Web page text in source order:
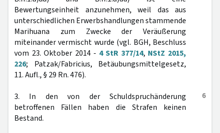
Bewertungseinheit anzunehmen, weil das aus
unterschiedlichen Erwerbshandlungen stammende
Marihuana zum Zwecke der Veräußerung
miteinander vermischt wurde (vgl. BGH, Beschluss
vom 23. Oktober 2014 - 4 StR 377/14, NStZ 2015,
226; Patzak/Fabricius, Betäubungsmittelgesetz,
11. Aufl., § 29 Rn. 476).
6
3. In den von der Schuldspruchänderung
betroffenen Fällen haben die Strafen keinen
Bestand.